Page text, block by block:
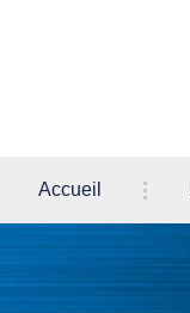
Accueil